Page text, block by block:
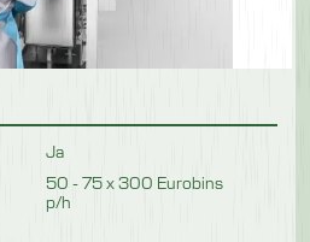
Ja
50 - 75 x 300 Eurobins
p/h